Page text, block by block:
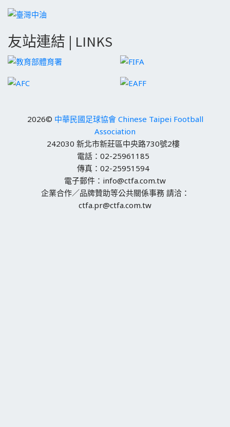
友站連結 | LINKS
2026© 中華民國足球協會 Chinese Taipei Football
Association
242030 新北市新莊區中央路730號2樓
電話：02-25961185
傳真：02-25951594
電子郵件：info@ctfa.com.tw
企業合作／品牌贊助等公共關係事務 請洽：
ctfa.pr@ctfa.com.tw